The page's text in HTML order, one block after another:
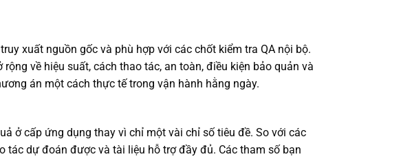
xuất nguồn gốc và phù hợp với các chốt kiểm tra QA nội bộ.
về hiệu suất, cách thao tác, an toàn, điều kiện bảo quản và
án một cách thực tế trong vận hành hằng ngày.
ở cấp ứng dụng thay vì chỉ một vài chỉ số tiêu đề. So với các
tác dự đoán được và tài liệu hỗ trợ đầy đủ. Các tham số bạn